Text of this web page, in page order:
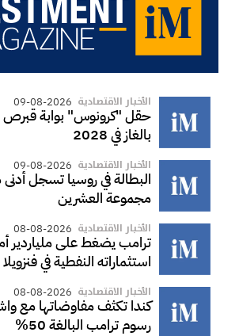
الأخبار الاقتصادية 09-08-2026
حقل "كرونوس" بوابة قبرص
بالغاز في 2028
الأخبار الاقتصادية 09-08-2026
البطالة في روسيا تسجل
مجموعة العشرين
الأخبار الاقتصادية 08-08-2026
ترامب يضغط على ملياردير
استثماراته النفطية في فنزويلا
الأخبار الاقتصادية 08-08-2026
كندا تكثف مفاوضاتها مع
رسوم ترامب البالغة 50%